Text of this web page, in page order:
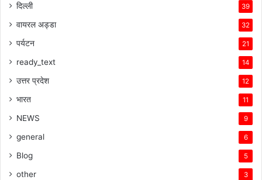
दिल्ली 39
वायरल अड्डा 32
पर्यटन 21
ready_text 14
उत्तर प्रदेश 12
भारत 11
NEWS 9
general 6
Blog 5
other 3